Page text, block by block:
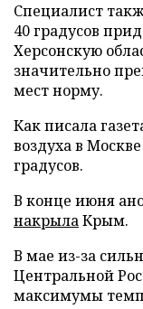
Специалист
40 градусов
Херсонскую
значительно
мест норму.
Как писала
воздуха в Москве
градусов.
В конце июня
накрылаКрым.
В мае из-за
Центральной
максимумы